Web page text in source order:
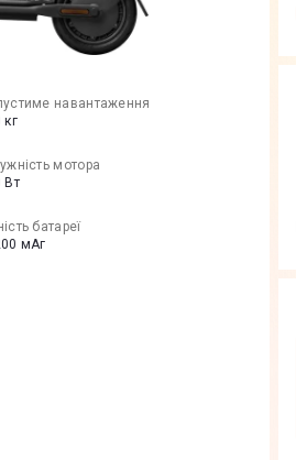
навантаження
кг
мотора
Вт
батареї
мАг